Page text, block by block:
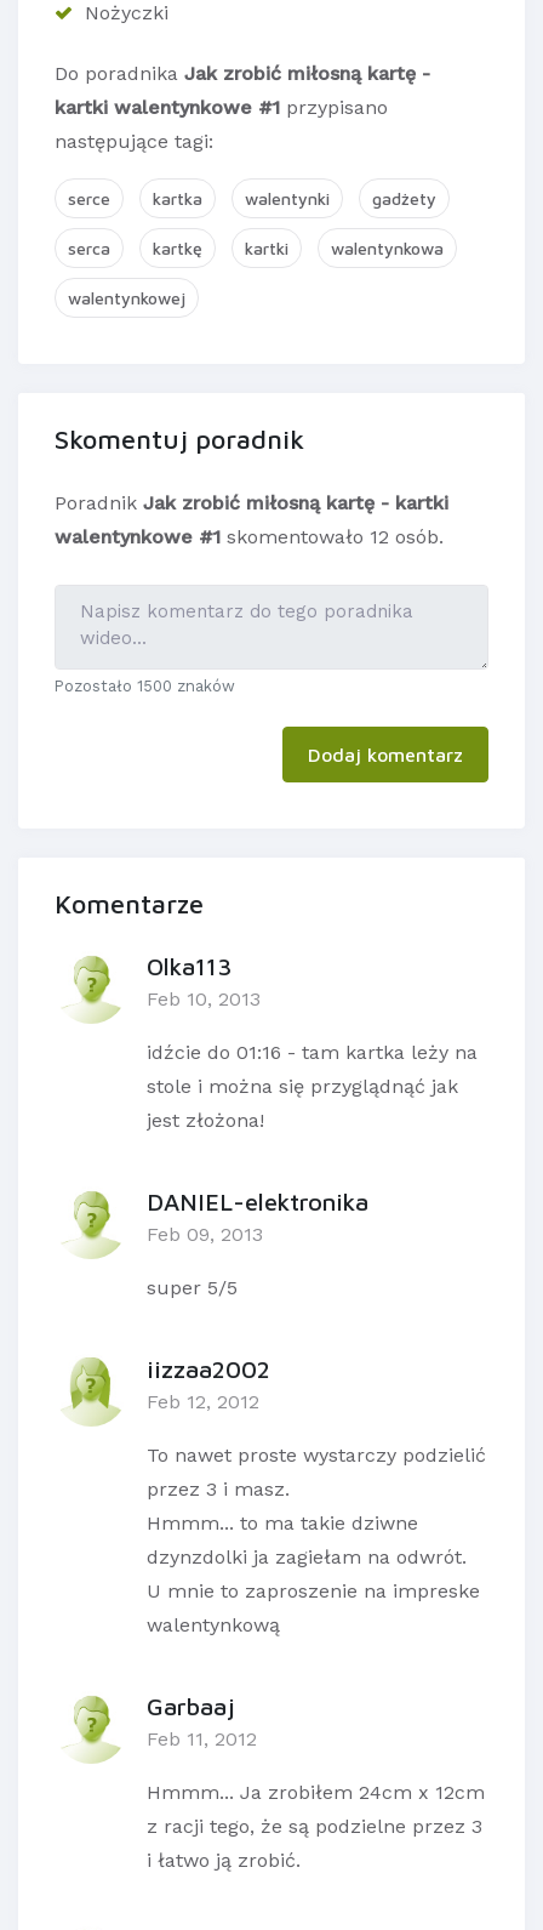
Nożyczki
Do poradnika Jak zrobić miłosną kartę -
kartki walentynkowe #1 przypisano
następujące tagi:
serce kartka walentynki gadżety
serca kartkę kartki walentynkowa
walentynkowej
Skomentuj poradnik
Poradnik Jak zrobić miłosną kartę - kartki
walentynkowe #1 skomentowało 12 osób.
Pozostało 1500 znaków
Dodaj komentarz
Komentarze
Olka113
Feb 10, 2013
idźcie do 01:16 - tam kartka leży na
stole i można się przyglądnąć jak
jest złożona!
DANIEL-elektronika
Feb 09, 2013
super 5/5
iizzaa2002
Feb 12, 2012
To nawet proste wystarczy podzielić
przez 3 i masz.
Hmmm... to ma takie dziwne
dzynzdolki ja zagiełam na odwrót.
U mnie to zaproszenie na impreske
walentynkową
Garbaaj
Feb 11, 2012
Hmmm... Ja zrobiłem 24cm x 12cm
z racji tego, że są podzielne przez 3
i łatwo ją zrobić.